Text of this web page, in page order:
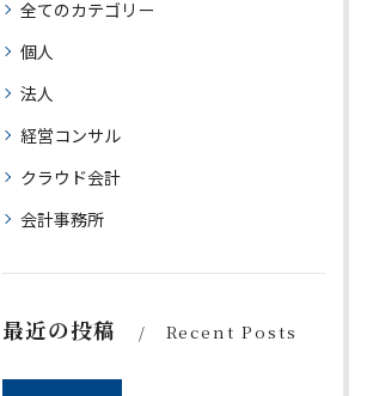
全てのカテゴリー
個人
法人
経営コンサル
クラウド会計
会計事務所
最近の投稿 Recent Posts